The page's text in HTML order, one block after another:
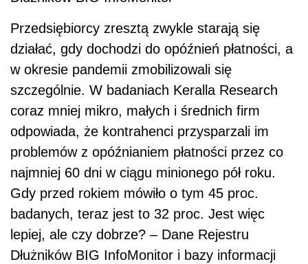
Przedsiębiorcy zresztą zwykle starają się
działać, gdy dochodzi do opóźnień płatności, a
w okresie pandemii zmobilizowali się
szczególnie. W badaniach Keralla Research
coraz mniej mikro, małych i średnich firm
odpowiada, że kontrahenci przysparzali im
problemów z opóźnianiem płatności przez co
najmniej 60 dni w ciągu minionego pół roku.
Gdy przed rokiem mówiło o tym 45 proc.
badanych, teraz jest to 32 proc. Jest więc
lepiej, ale czy dobrze? – Dane Rejestru
Dłużników BIG InfoMonitor i bazy informacji